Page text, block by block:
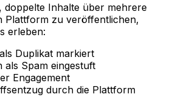
doppelte Inhalte über mehrere
Plattform zu veröffentlichen,
erleben:
Duplikat markiert
als Spam eingestuft
Engagement
durch die Plattform